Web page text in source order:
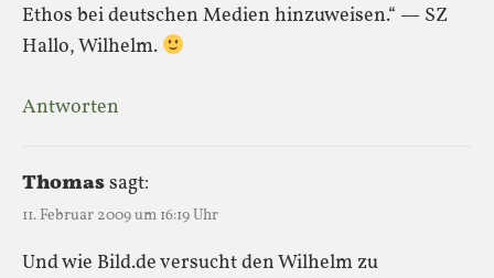
Ethos bei deutschen Medien hinzuweisen.“ — SZ
Hallo, Wilhelm.
Antworten
Thomassagt:
11. Februar 2009 um 16:19 Uhr
Und wie Bild.de versucht den Wilhelm zu